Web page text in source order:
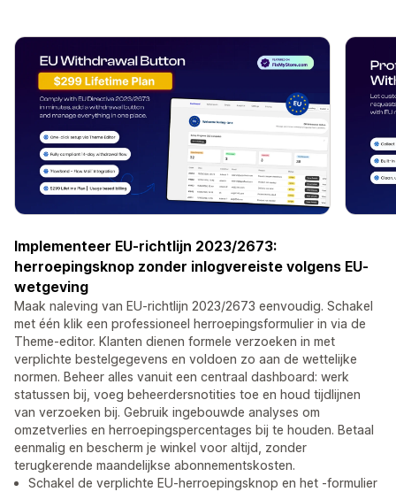
Implementeer EU-richtlijn 2023/2673:
herroepingsknop zonder inlogvereiste volgens EU-
wetgeving
Maak naleving van EU-richtlijn 2023/2673 eenvoudig. Schakel
met één klik een professioneel herroepingsformulier in via de
Theme-editor. Klanten dienen formele verzoeken in met
verplichte bestelgegevens en voldoen zo aan de wettelijke
normen. Beheer alles vanuit een centraal dashboard: werk
statussen bij, voeg beheerdersnotities toe en houd tijdlijnen
van verzoeken bij. Gebruik ingebouwde analyses om
omzetverlies en herroepingspercentages bij te houden. Betaal
eenmalig en bescherm je winkel voor altijd, zonder
terugkerende maandelijkse abonnementskosten.
Schakel de verplichte EU-herroepingsknop en het -formulier